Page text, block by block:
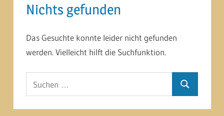
Nichts gefunden
Das Gesuchte konnte leider nicht gefunden
werden. Vielleicht hilft die Suchfunktion.
nach:
Suchen